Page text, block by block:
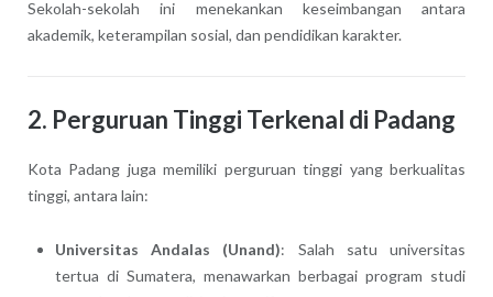
Sekolah-sekolah ini menekankan keseimbangan antara
akademik, keterampilan sosial, dan pendidikan karakter.
2. Perguruan Tinggi Terkenal di Padang
Kota Padang juga memiliki perguruan tinggi yang berkualitas
tinggi, antara lain:
Universitas Andalas (Unand): Salah satu universitas
tertua di Sumatera, menawarkan berbagai program studi